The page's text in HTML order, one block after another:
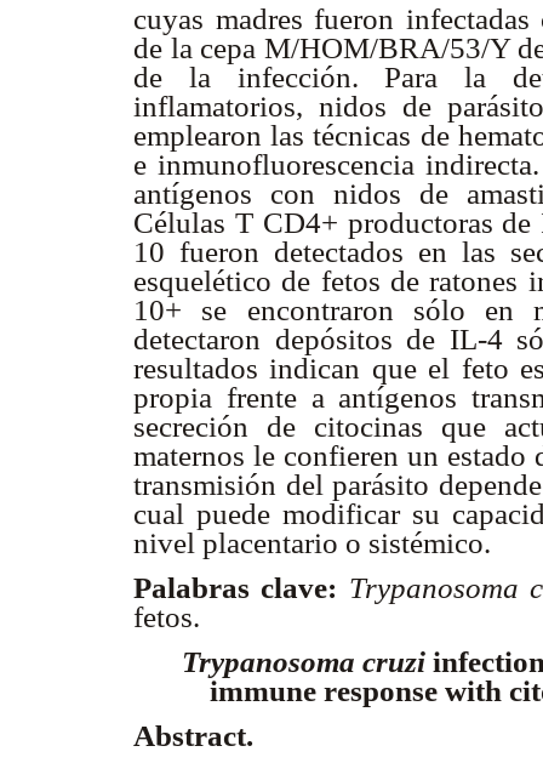
cuyas madres fueron
de la cepa M/HOM/BRA/53/Y
de la infección. Para la
inflamatorios, nidos de
emplearon las técnicas de
e inmunofluorescencia
antígenos con nidos de
Células T CD4+ productoras de
10 fueron detectados en las
esquelético de fetos de ratones
10+ se encontraron sólo en
detectaron depósitos de IL-4
resultados indican que el feto
propia frente a antígenos
secreción de citocinas que
maternos le confieren un
transmisión del parásito
cual puede modificar su
nivel placentario o sistémico.
Palabras clave: Trypanosoma
fetos.
Trypanosoma cruzi
immune response with
Abstract.